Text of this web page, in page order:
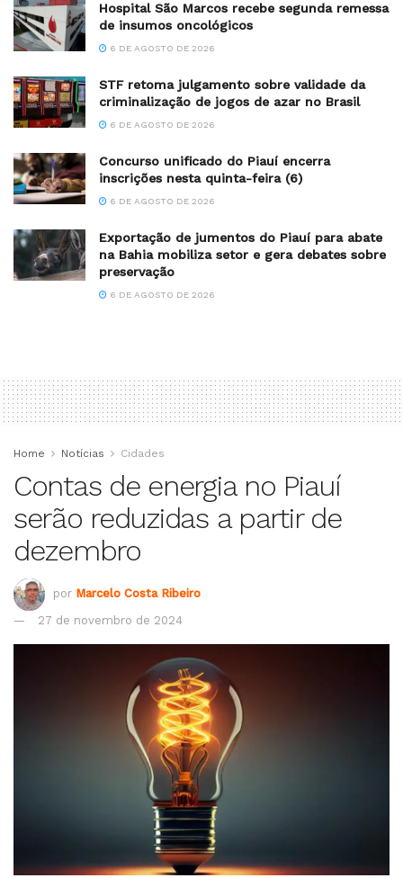
Hospital São Marcos recebe segunda remessa
de insumos oncológicos
6 DE AGOSTO DE 2026
STF retoma julgamento sobre validade da
criminalização de jogos de azar no Brasil
6 DE AGOSTO DE 2026
Concurso unificado do Piauí encerra
inscrições nesta quinta-feira (6)
6 DE AGOSTO DE 2026
Exportação de jumentos do Piauí para abate
na Bahia mobiliza setor e gera debates sobre
preservação
6 DE AGOSTO DE 2026
Home Notícias Cidades
Contas de energia no Piauí
serão reduzidas a partir de
dezembro
por Marcelo Costa Ribeiro
27 de novembro de 2024